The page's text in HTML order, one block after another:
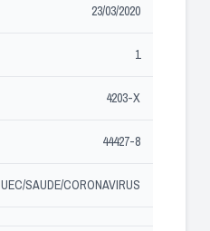
23/03/2020
1
4203-X
44427-8
UEC/SAUDE/CORONAVIRUS